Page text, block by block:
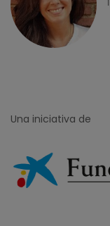
Una iniciativa de